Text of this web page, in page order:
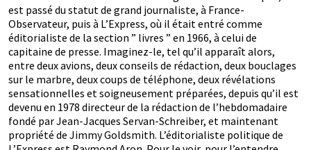
est passé du statut de grand journaliste, à France-
Observateur, puis à L’Express, où il était entré comme
éditorialiste de la section ” livres ” en 1966, à celui de
capitaine de presse. Imaginez-le, tel qu’il apparaît alors,
entre deux avions, deux conseils de rédaction, deux bouclages
sur le marbre, deux coups de téléphone, deux révélations
sensationnelles et soigneusement préparées, depuis qu’il est
devenu en 1978 directeur de la rédaction de l’hebdomadaire
fondé par Jean-Jacques Servan-Schreiber, et maintenant
propriété de Jimmy Goldsmith. L’éditorialiste politique de